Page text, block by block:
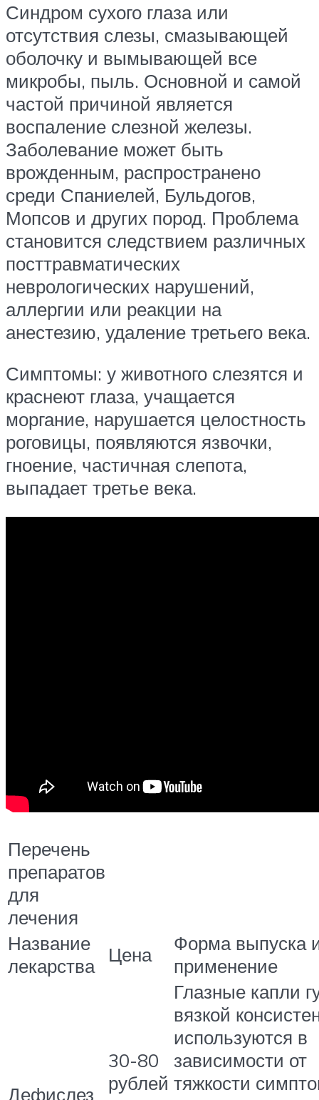
Синдром сухого глаза или
отсутствия слезы, смазывающей
оболочку и вымывающей все
микробы, пыль. Основной и самой
частой причиной является
воспаление слезной железы.
Заболевание может быть
врожденным, распространено
среди Спаниелей, Бульдогов,
Мопсов и других пород. Проблема
становится следствием различных
посттравматических
неврологических нарушений,
аллергии или реакции на
анестезию, удаление третьего века.
Симптомы: у животного слезятся и
краснеют глаза, учащается
моргание, нарушается целостность
роговицы, появляются язвочки,
гноение, частичная слепота,
выпадает третье века.
Перечень
препаратов
для
лечения
Название
лекарства
Цена
Форма выпуска
применение
Дефислез
30-80
рублей
Глазные капли
вязкой
используются в
зависимости от
тяжкости